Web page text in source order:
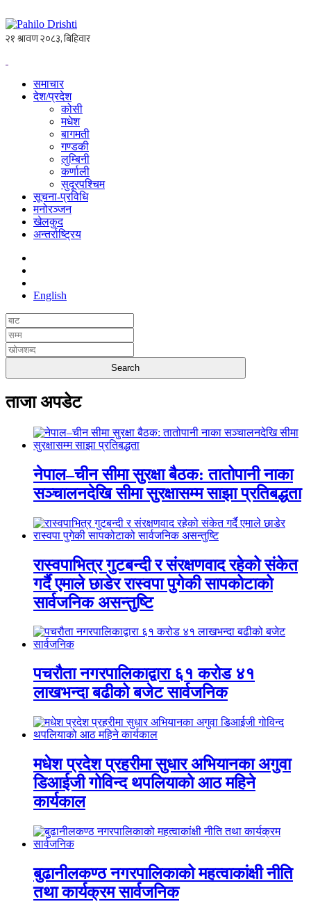
समाचार
देश/प्रदेश
कोसी
मधेश
बागमती
गण्डकी
लुम्बिनी
कर्णाली
सुदूरपश्चिम
सूचना-प्रविधि
मनोरञ्जन
खेलकुद
अन्तर्राष्ट्रिय
English
ताजा अपडेट
नेपाल–चीन सीमा सुरक्षा बैठक: तातोपानी नाका
सञ्चालनदेखि सीमा सुरक्षासम्म साझा प्रतिबद्धता
रास्वपाभित्र गुटबन्दी र संरक्षणवाद रहेको संकेत
गर्दै एमाले छाडेर रास्वपा पुगेकी सापकोटाको
सार्वजनिक असन्तुष्टि
पचरौता नगरपालिकाद्वारा ६१ करोड ४१
लाखभन्दा बढीको बजेट सार्वजनिक
मधेश प्रदेश प्रहरीमा सुधार अभियानका अगुवा
डिआईजी गोविन्द थपलियाको आठ महिने
कार्यकाल
बुढानीलकण्ठ नगरपालिकाको महत्वाकांक्षी नीति
तथा कार्यक्रम सार्वजनिक